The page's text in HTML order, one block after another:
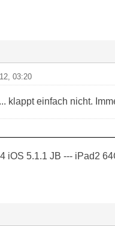
03:20
klappt einfach nicht.
iOS 5.1.1 JB --- iPad2